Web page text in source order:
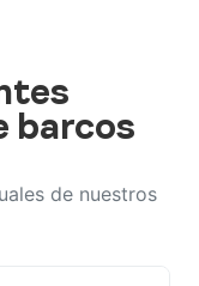
barcos
de nuestros